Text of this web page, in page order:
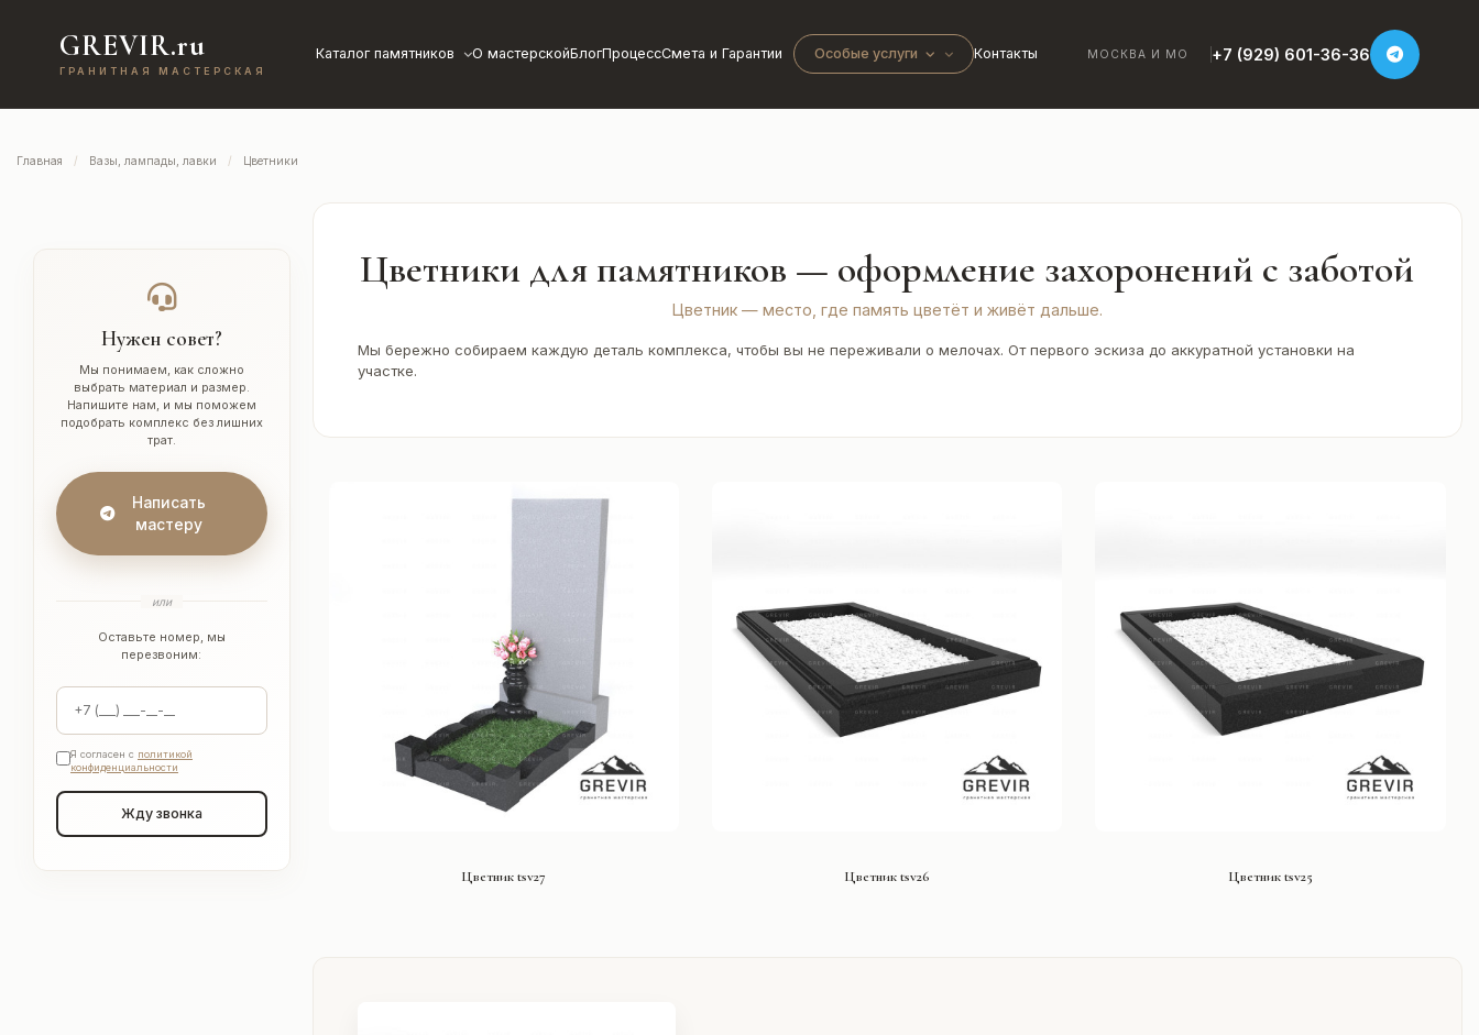
GREVIR.ru
ГРАНИТНАЯ МАСТЕРСКАЯ
Каталог памятников О мастерскойБлогПроцессСмета и Гарантии Особые услуги Контакты МОСКВА И МО +7 (929) 601-36-36
Главная Вазы, лампады, лавки Цветники
Нужен совет?
Мы понимаем, как сложно
выбрать материал и размер.
Напишите нам, и мы поможем
подобрать комплекс без лишних
трат.
Написать
мастеру
или
Оставьте номер, мы
перезвоним:
Я согласен с политикой
конфиденциальности
Жду звонка
Цветники для памятников — оформление захоронений с заботой
Цветник — место, где память цветёт и живёт дальше.
Мы бережно собираем каждую деталь комплекса, чтобы вы не переживали о мелочах. От первого эскиза до аккуратной установки на
участке.
Цветник tsv27 Цветник tsv26 Цветник tsv25